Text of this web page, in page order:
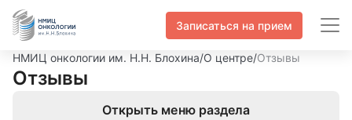
Записаться на прием
НМИЦ онкологии им. Н.Н. Блохина/О центре/Отзывы
Отзывы
Открыть меню раздела